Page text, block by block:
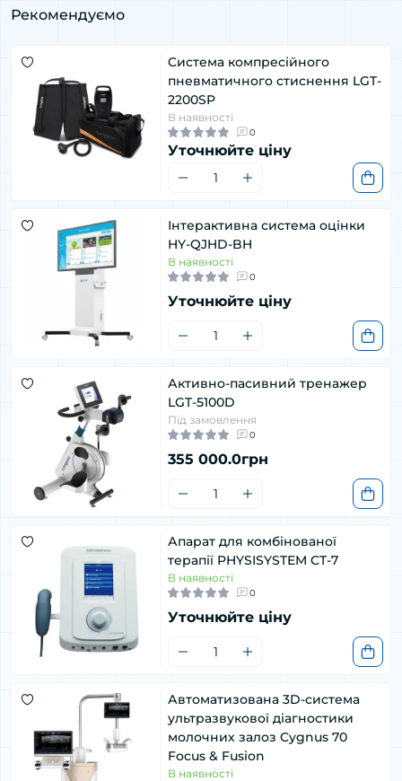
Рекомендуємо
Cистема компресійного
пневматичного стиснення LGT-
2200SP
В наявності
0
Уточнюйте ціну
Інтерактивна система оцінки
HY-QJHD-BH
В наявності
0
Уточнюйте ціну
Активно-пасивний тренажер
LGT-5100D
Під замовлення
0
355 000.0грн
Апарат для комбінованої
терапії PHYSISYSTEM CT-7
В наявності
0
Уточнюйте ціну
Автоматизована 3D-система
ультразвукової діагностики
молочних залоз Cygnus 70
Focus & Fusion
В наявності